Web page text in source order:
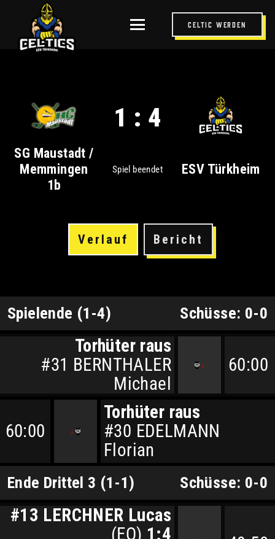
Celtic werden
1 : 4
SG Maustadt /
Memmingen
1b
Spiel beendet ESV Türkheim
Verlauf Bericht
Spielende (1-4) Schüsse: 0-0
60:00
Torhüter raus
#31 BERNTHALER
Michael
60:00
Torhüter raus
#30 EDELMANN
Florian
Ende Drittel 3 (1-1) Schüsse: 0-0
#13 LERCHNER Lucas
(EQ) 1:4